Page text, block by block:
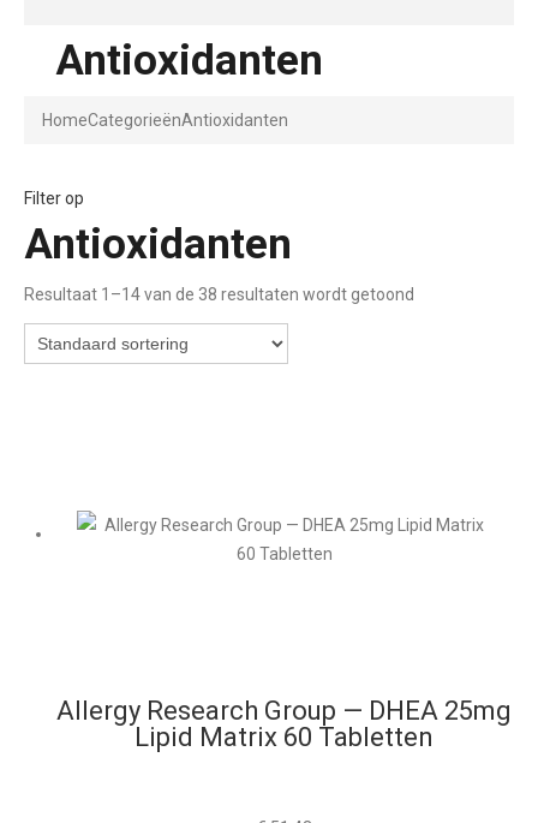
Antioxidanten
HomeCategorieënAntioxidanten
Filter op
Antioxidanten
Resultaat 1–14 van de 38 resultaten wordt getoond
Allergy Research Group — DHEA 25mg
Lipid Matrix 60 Tabletten